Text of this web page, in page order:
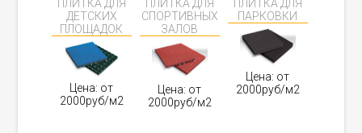
ПЛИТКА ДЛЯ
ДЕТСКИХ
ПЛОЩАДОК
Цена: от
2000руб/м2
ПЛИТКА ДЛЯ
СПОРТИВНЫХ
ЗАЛОВ
Цена: от
2000руб/м2
ПЛИТКА ДЛЯ
ПАРКОВКИ
Цена: от
2000руб/м2